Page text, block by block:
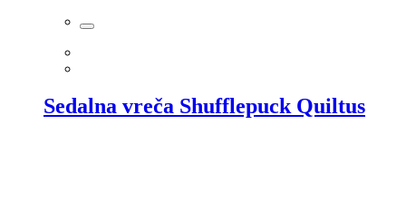
Sedalna vreča Shufflepuck Quiltus